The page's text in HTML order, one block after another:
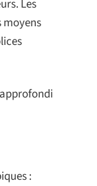
Les
moyens
: